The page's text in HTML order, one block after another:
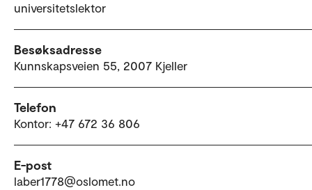
universitetslektor
Besøksadresse
Kunnskapsveien 55, 2007 Kjeller
Telefon
Kontor: +47 672 36 806
E-post
laber1778@oslomet.no